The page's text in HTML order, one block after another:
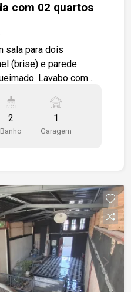
com 02 quartos
sala para dois
(brise) e parede
com
planejados).
2
Banho
1
Garagem